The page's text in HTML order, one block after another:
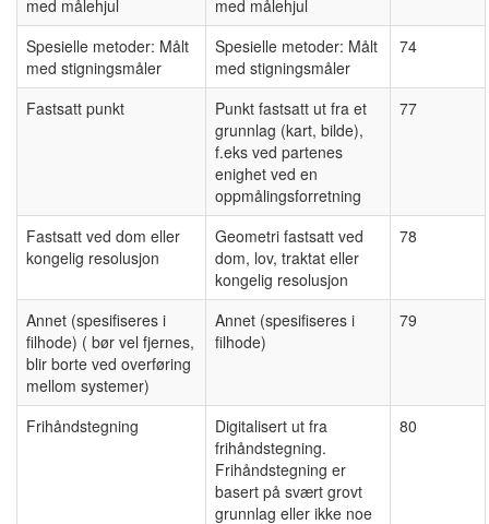
med målehjul
med målehjul
Spesielle metoder: Målt
med stigningsmåler
Spesielle metoder: Målt
med stigningsmåler
74
Fastsatt punkt
Punkt fastsatt ut fra et
grunnlag (kart, bilde),
f.eks ved partenes
enighet ved en
oppmålingsforretning
77
Fastsatt ved dom eller
kongelig resolusjon
Geometri fastsatt ved
dom, lov, traktat eller
kongelig resolusjon
78
Annet (spesifiseres i
filhode) ( bør vel fjernes,
blir borte ved overføring
mellom systemer)
Annet (spesifiseres i
filhode)
79
Frihåndstegning
Digitalisert ut fra
frihåndstegning.
Frihåndstegning er
basert på svært grovt
grunnlag eller ikke noe
80